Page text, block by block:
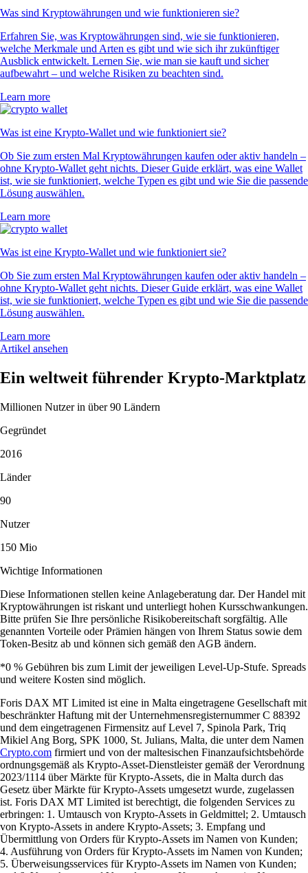
Was sind Kryptowährungen und wie funktionieren sie?
Erfahren Sie, was Kryptowährungen sind, wie sie funktionieren,
welche Merkmale und Arten es gibt und wie sich ihr zukünftiger
Ausblick entwickelt. Lernen Sie, wie man sie kauft und sicher
aufbewahrt – und welche Risiken zu beachten sind.
Learn more
Was ist eine Krypto-Wallet und wie funktioniert sie?
Ob Sie zum ersten Mal Kryptowährungen kaufen oder aktiv handeln –
ohne Krypto-Wallet geht nichts. Dieser Guide erklärt, was eine Wallet
ist, wie sie funktioniert, welche Typen es gibt und wie Sie die passende
Lösung auswählen.
Learn more
Was ist eine Krypto-Wallet und wie funktioniert sie?
Ob Sie zum ersten Mal Kryptowährungen kaufen oder aktiv handeln –
ohne Krypto-Wallet geht nichts. Dieser Guide erklärt, was eine Wallet
ist, wie sie funktioniert, welche Typen es gibt und wie Sie die passende
Lösung auswählen.
Learn more
Artikel ansehen
Ein weltweit führender Krypto-Marktplatz
Millionen Nutzer in über 90 Ländern
Gegründet
2016
Länder
90
Nutzer
150 Mio
Wichtige Informationen
Diese Informationen stellen keine Anlageberatung dar. Der Handel mit
Kryptowährungen ist riskant und unterliegt hohen Kursschwankungen.
Bitte prüfen Sie Ihre persönliche Risikobereitschaft sorgfältig. Alle
genannten Vorteile oder Prämien hängen von Ihrem Status sowie dem
Token-Besitz ab und können sich gemäß den AGB ändern.
*0 % Gebühren bis zum Limit der jeweiligen Level-Up-Stufe. Spreads
und weitere Kosten sind möglich.
Foris DAX MT Limited ist eine in Malta eingetragene Gesellschaft mit
beschränkter Haftung mit der Unternehmensregisternummer C 88392
und dem eingetragenen Firmensitz auf Level 7, Spinola Park, Triq
Mikiel Ang Borg, SPK 1000, St. Julians, Malta, die unter dem Namen
Crypto.com firmiert und von der maltesischen Finanzaufsichtsbehörde
ordnungsgemäß als Krypto-Asset-Dienstleister gemäß der Verordnung
2023/1114 über Märkte für Krypto-Assets, die in Malta durch das
Gesetz über Märkte für Krypto-Assets umgesetzt wurde, zugelassen
ist. Foris DAX MT Limited ist berechtigt, die folgenden Services zu
erbringen: 1. Umtausch von Krypto-Assets in Geldmittel; 2. Umtausch
von Krypto-Assets in andere Krypto-Assets; 3. Empfang und
Übermittlung von Orders für Krypto-Assets im Namen von Kunden;
4. Ausführung von Orders für Krypto-Assets im Namen von Kunden;
5. Überweisungsservices für Krypto-Assets im Namen von Kunden;